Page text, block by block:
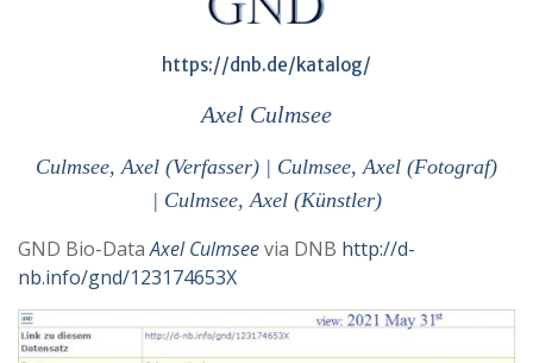
https://dnb.de/katalog/
Axel Culmsee
Culmsee, Axel (Verfasser) | Culmsee, Axel (Fotograf)
| Culmsee, Axel(Künstler)
GND Bio-DataAxel Culmseevia DNB http://d-
nb.info/gnd/123174653X